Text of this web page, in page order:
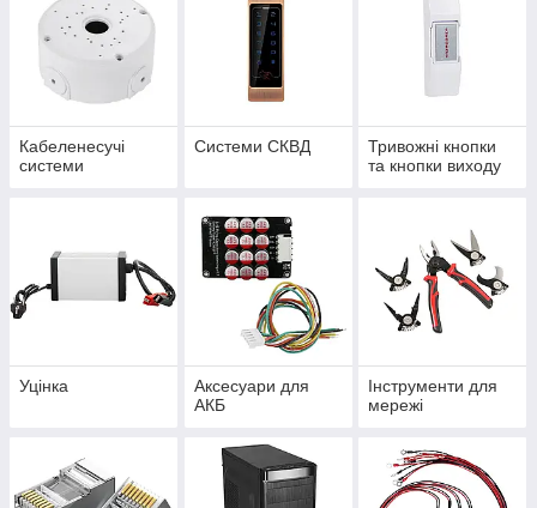
Кабеленесучі
системи
Системи СКВД
Тривожні кнопки
та кнопки виходу
Уцінка
Аксесуари для
АКБ
Інструменти для
мережі